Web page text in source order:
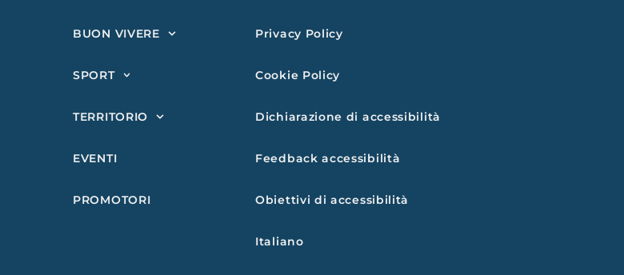
BUON VIVERE
SPORT
TERRITORIO
EVENTI
PROMOTORI
Privacy Policy
Cookie Policy
Dichiarazione di accessibilità
Feedback accessibilità
Obiettivi di accessibilità
Italiano